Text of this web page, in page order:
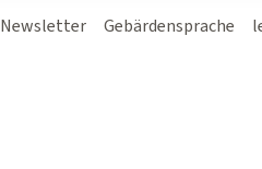
Newsletter Gebärdensprache